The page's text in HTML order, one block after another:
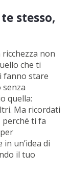
stesso,
non
che ti
fanno stare
quella:
Ma ricordati
perché ti fa
un’idea di
il tuo